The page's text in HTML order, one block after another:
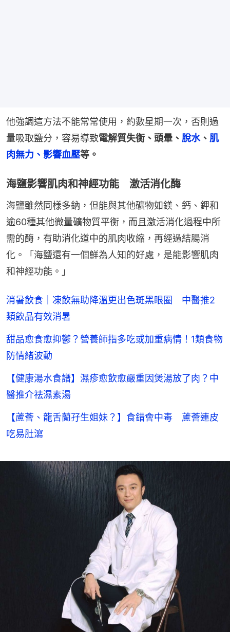
他強調這方法不能常常使用，約數星期一次，否則過
量吸取鹽分，容易導致電解質失衡、頭暈、 脫水、 肌
肉無力、影響血壓等。
海鹽影響肌肉和神經功能 激活消化酶
海鹽雖然同樣多鈉，但能與其他礦物如鎂、鈣、鉀和
逾60種其他微量礦物質平衡，而且激活消化過程中所
需的酶，有助消化道中的肌肉收縮，再經過結腸消
化。「海鹽還有一個鮮為人知的好處，是能影響肌肉
和神經功能。」
消暑飲食｜凍飲無助降溫更出色斑黑眼圈 中醫推2
類飲品有效消暑
甜品愈食愈抑鬱？營養師指多吃或加重病情！1類食物
防情緒波動
【健康湯水食譜】濕疹愈飲愈嚴重因煲湯放了肉？中
醫推介祛濕素湯
【蘆薈、龍舌蘭孖生姐妹？】食錯會中毒 蘆薈連皮
吃易肚瀉